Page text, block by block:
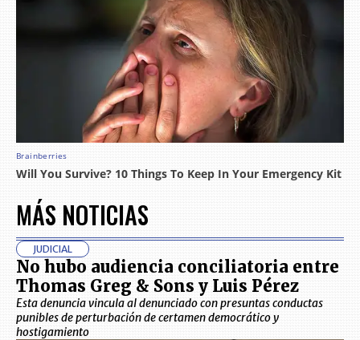
MÁS NOTICIAS
JUDICIAL
No hubo audiencia conciliatoria entre
Thomas Greg & Sons y Luis Pérez
Esta denuncia vincula al denunciado con presuntas conductas
punibles de perturbación de certamen democrático y
hostigamiento